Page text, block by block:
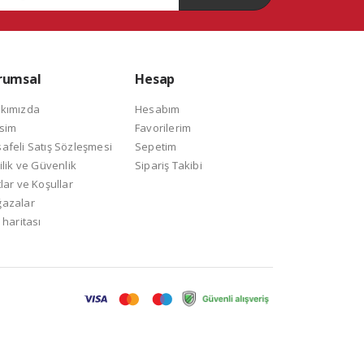
Satış Sözleşmesi
ve Güvenlik
ve Koşullar
Hesap
Hesabım
Favorilerim
Sepetim
Sipariş Takibi